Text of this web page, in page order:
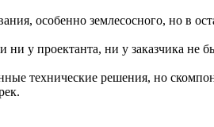
особенно землесосного, но в
у проектанта, ни у заказчика не
технические решения, но